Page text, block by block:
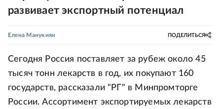
развивает экспортный потенциал
Елена Манукиян ПОДЕЛИТЬСЯ
Cегодня Россия поставляет за рубеж около 45
тысяч тонн лекарств в год, их покупают 160
государств, рассказали "РГ" в Минпромторге
России. Ассортимент экспортируемых лекарств